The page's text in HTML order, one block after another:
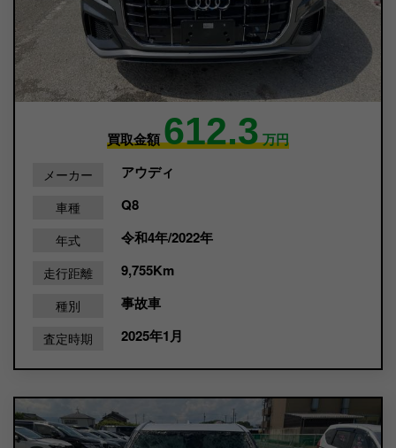
買取金額612.3万円
メーカー アウディ
車種 Q8
年式 令和4年/2022年
走行距離 9,755Km
種別 事故車
査定時期 2025年1月